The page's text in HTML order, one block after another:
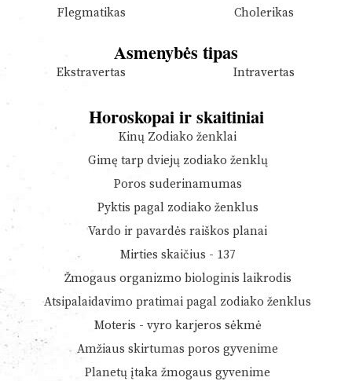
Flegmatikas
Cholerikas
Asmenybės tipas
Ekstravertas Intravertas
Horoskopai ir skaitiniai
Kinų Zodiako ženklai
Gimę tarp dviejų zodiako ženklų
Poros suderinamumas
Pyktis pagal zodiako ženklus
Vardo ir pavardės raiškos planai
Mirties skaičius - 137
Žmogaus organizmo biologinis laikrodis
Atsipalaidavimo pratimai pagal zodiako ženklus
Moteris - vyro karjeros sėkmė
Amžiaus skirtumas poros gyvenime
Planetų įtaka žmogaus gyvenime